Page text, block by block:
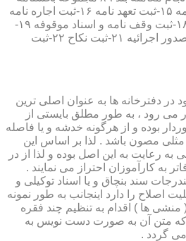
های ثبتی ۱۴-ثبت رضایت نامه ۱۵-ثبت تعهد نامه ۱۶-ثبت اجاره نامه
۱۷-ثبت معاملات سرقفلی ۱۸-ثبت وقف نامه و اسناد موقوفه ۱۹-
ثبت اسناد ضمانت نامه ۲۰-صدور اجرائیه ۲۱-ثبت نکاح ۲۲-ثبت
در دفترخانه ها به عنوان اصلی ترین
می رود ، به طور مطلق بایستی از
بوده و از هرگونه خدشه و یا فاصله
مصون باشد . لذا بر اساس این
به رعایت به این اصل بوده و لذا از در
به کارآموزان احتراز می نمایند .
سند بنچاق و یا اسناد توکیلی و
اصلاح را دارد اینجانب به طور نمونه
ها ) اقدام به تنظیم چند فقره
که متن آن به صورت دست نویس به
گردد .